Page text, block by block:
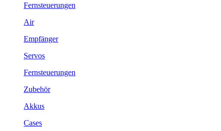
Fernsteuerungen
Air
Empfänger
Servos
Fernsteuerungen
Zubehör
Akkus
Cases